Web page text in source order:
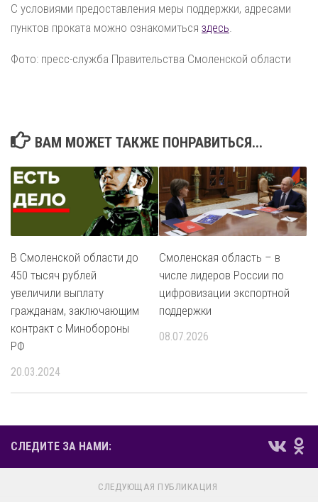
С условиями предоставления меры поддержки, адресами
пунктов проката можно ознакомиться здесь
Фото: пресс-служба Правительства Смоленской области
ВАМ МОЖЕТ ТАКЖЕ ПОНРАВИТЬСЯ...
В Смоленской области до
450 тысяч рублей
увеличили выплату
гражданам, заключающим
контракт с Минобороны
РФ
20.03.2024
Смоленская область – в
числе лидеров России по
цифровизации экспортной
поддержки
08.07.2026
СЛЕДИТЕ ЗА НАМИ:
СЛЕДУЮЩАЯ ПУБЛИКАЦИЯ